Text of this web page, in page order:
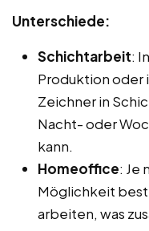
Unterschiede:
Schichtarbeit:
Produktion oder
Zeichner in
Nacht- oder
kann.
Homeoffice: Je
Möglichkeit
arbeiten, was